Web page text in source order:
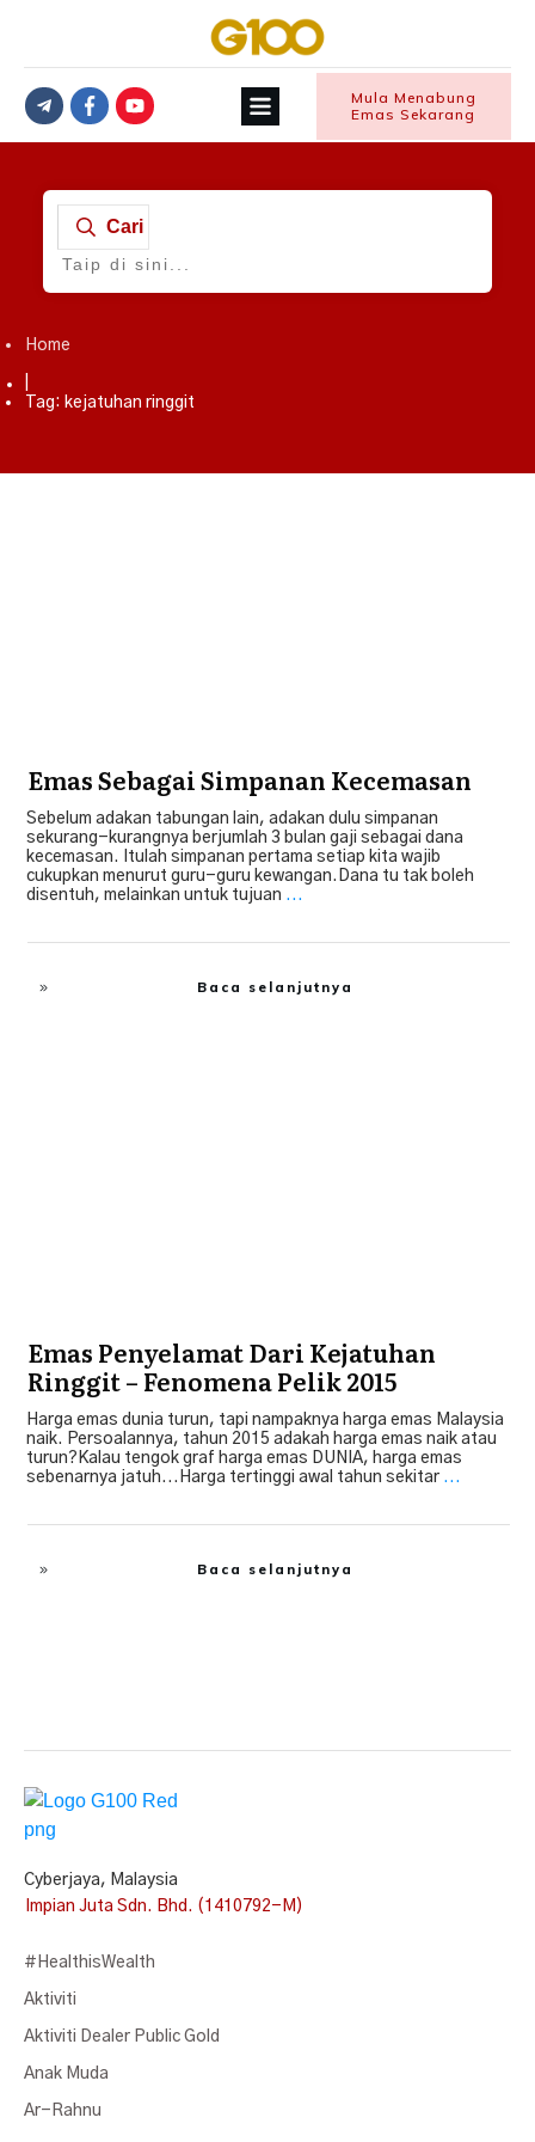
Mula Menabung
Emas Sekarang
Cari
Home
Tag: kejatuhan ringgit
Emas Sebagai Simpanan Kecemasan
Sebelum adakan tabungan lain, adakan dulu simpanan
sekurang-kurangnya berjumlah 3 bulan gaji sebagai dana
kecemasan. Itulah simpanan pertama setiap kita wajib
cukupkan menurut guru-guru kewangan.Dana tu tak boleh
disentuh, melainkan untuk tujuan ...
Baca selanjutnya
Emas Penyelamat Dari Kejatuhan
Ringgit – Fenomena Pelik 2015
Harga emas dunia turun, tapi nampaknya harga emas Malaysia
naik. Persoalannya, tahun 2015 adakah harga emas naik atau
turun?Kalau tengok graf harga emas DUNIA, harga emas
sebenarnya jatuh...Harga tertinggi awal tahun sekitar ...
Baca selanjutnya
Cyberjaya, Malaysia
Impian Juta Sdn. Bhd. (1410792-M)
#HealthisWealth
Aktiviti
Aktiviti Dealer Public Gold
Anak Muda
Ar-Rahnu